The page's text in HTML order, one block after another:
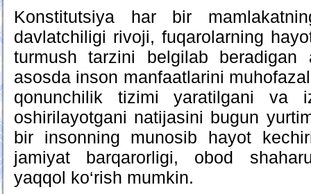
Konstitutsiya har bir
davlatchiligi rivoji, fuqarolarning
turmush tarzini belgilab beradigan
asosda inson manfaatlarini
qonunchilik tizimi yaratilgani va
oshirilayotgani natijasini bugun
bir insonning munosib hayot
jamiyat barqarorligi, obod
yaqqol ko‘rish mumkin.